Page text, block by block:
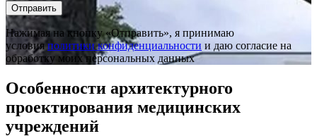
Нажимая на кнопку «Отправить», я принимаю
условияполитики конфиденциальности и даю согласие на
обработку моих персональных данных
Особенности архитектурного
проектирования медицинских
учреждений